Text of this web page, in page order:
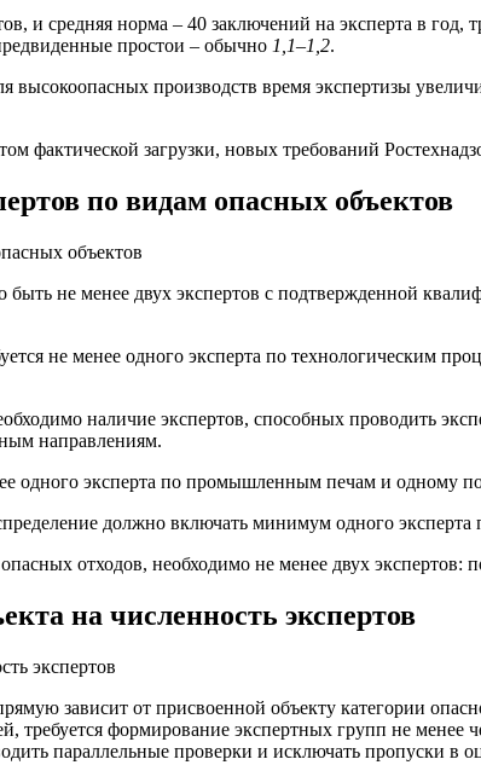
и средняя норма – 40 заключений на эксперта в год,
простои – обычно 1,1–1,2.
высокоопасных производств время экспертизы
фактической загрузки, новых требований
по видам опасных объектов
быть не менее двух экспертов с подтвержденной
не менее одного эксперта по технологическим
наличие экспертов, способных проводить
направлениям.
одного эксперта по промышленным печам и одному
должно включать минимум одного
отходов, необходимо не менее двух
на численность экспертов
зависит от присвоенной объекту категории
требуется формирование экспертных групп не
параллельные проверки и исключать пропуски в